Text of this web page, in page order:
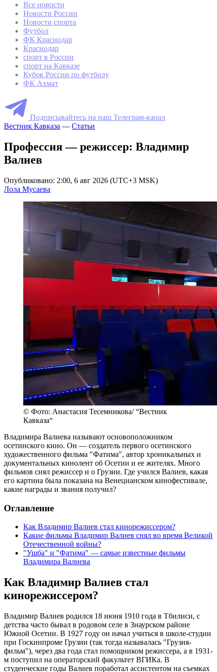
Все новости
Новости России
Новости спорта
Футбол
ФК Краснодар
Краснодар
спорт в России
спорт на Кавказе
Кубок России по футболу
ФК Ахмат
Подписывайтесь на наш Телеграм-канал
Вестник Кавказа — Статьи
Профессия — режиссер: Владимир
Валиев
Опубликовано: 2:00, 6 авг 2026 (UTC+3 MSK)
Лола Мусаева
© Фото: Анастасия Тесемникова/ “Вестник
Кавказа“
Владимира Валиева называют основоположником
осетинского кино. Он — создатель первого осетинского
художественного фильма "Фатима", автор хроникальных и
документальных кинолент об Осетии и ее жителях. Много
фильмов снял режиссер и о Грузии. Где учился Валиев, какая
его картина была показана на Венецианском кинофестивале,
какие награды и звания получил?
Оглавление
Как Владимир Валиев стал кинорежиссером?
Какие фильмы Владимир Валиев снял во время Великой
Отечественной войны?
"Ушба" и "Фатима" — самые известные фильмы
Владимира Валиева
Как Владимир Валиев стал
кинорежиссером?
Владимир Валиев родился 18 июня 1910 года в Тбилиси, с
детства часто бывал в родовом селе в Знаурском районе
Южной Осетии. В 1927 году он начал учиться в школе-студии
при Госкинпроме Грузии (так тогда называлась "Грузия-
фильм"), через два года стал помощником режиссера, а в 1931-
м поступил на операторский факультет ВГИКа. В
студенческие годы Валиев поработал ассистентом на съемках